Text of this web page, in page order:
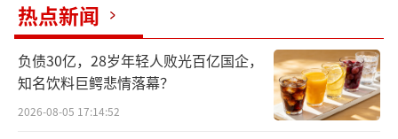
化的需求，推动旅游、出行、住宿市场供给端
不断优化。
旅游渐成生活刚需
热点新闻
负债30亿，28岁年轻人败光百亿国企，
知名饮料巨鳄悲情落幕？
2026-08-05 17:14:52